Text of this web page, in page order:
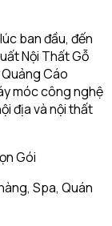
ban đầu, đến
Nội Thất Gỗ
Quảng Cáo
móc công nghệ
địa và nội thất
Gói
Spa, Quán